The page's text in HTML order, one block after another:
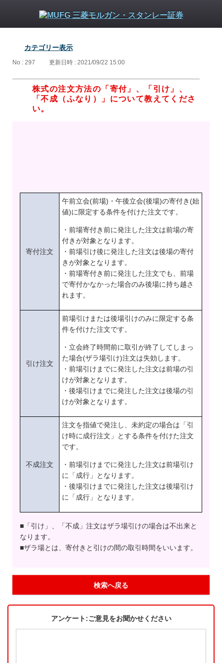
カテゴリー表示
No : 297 更新日時 : 2021/09/22 15:00
株式の注文方法の「寄付」、「引け」、
「不成（ふなり）」について教えてくださ
い。
寄付注文
午前立会(前場)・午後立会(後場)の寄付き(始
値)に限定する条件を付けた注文です。
・前場寄付き前に発注した注文は前場の寄
付きが対象となります。
・前場引け後に発注した注文は後場の寄付
きが対象となります。
・前場寄付き前に発注した注文でも、前場
で寄付かなかった場合のみ後場に持ち越さ
れます。
引け注文
前場引けまたは後場引けのみに限定する条
件を付けた注文です。
・立会終了時間前に取引が終了してしまっ
た場合(ザラ場引け)注文は失効します。
・前場引けまでに発注した注文は前場の引
けが対象となります。
・後場引けまでに発注した注文は後場の引
けが対象となります。
不成注文
注文を指値で発注し、未約定の場合は「引
け時に成行注文」とする条件を付けた注文
です。
・前場引けまでに発注した注文は前場引け
に「成行」となります。
・後場引けまでに発注した注文は後場引け
に「成行」となります。
■「引け」、「不成」注文はザラ場引けの場合は不出来と
なります。
■ザラ場とは、寄付きと引けの間の取引時間をいいます。
検索へ戻る
アンケート:ご意見をお聞かせください